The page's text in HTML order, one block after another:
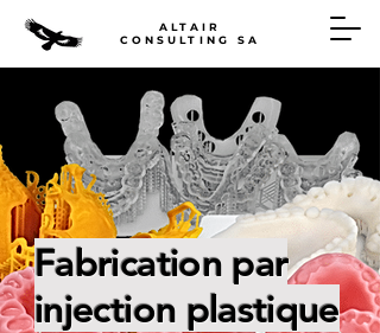
ALTAIR
CONSULTING SA
Fabrication par
injection plastique